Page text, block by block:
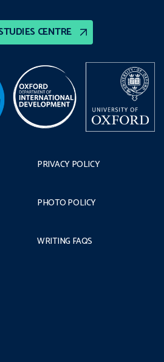
CENTRE
PRIVACY POLICY
PHOTO POLICY
WRITING FAQS